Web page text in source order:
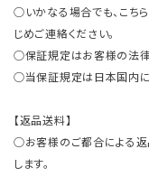
○いかなる場合でも、こち
じめご連絡ください。
○保証規定はお客様の法律
○当保証規定は日本国内に
【返品送料】
○お客様のご都合による返
します。